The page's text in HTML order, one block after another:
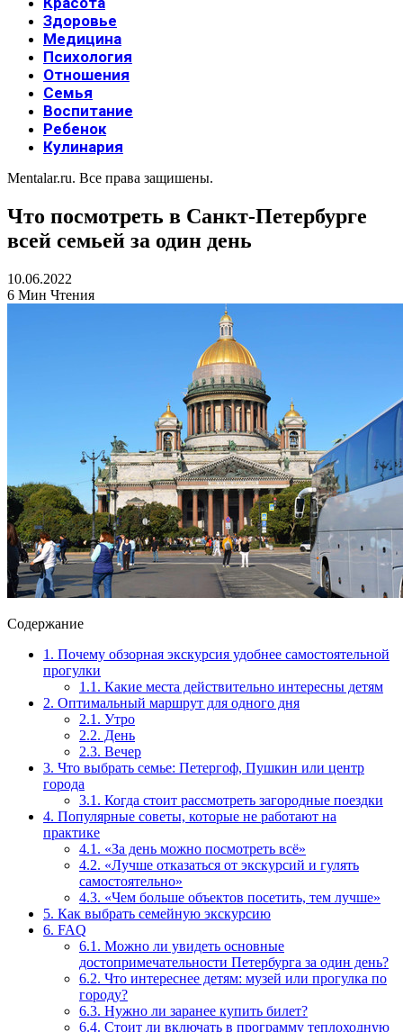
Здоровье
Медицина
Психология
Отношения
Семья
Воспитание
Ребенок
Кулинария
Mentalar.ru. Все права защишены.
Что посмотреть в Санкт-Петербурге
всей семьей за один день
10.06.2022
6 Мин Чтения
Содержание
1. Почему обзорная экскурсия удобнее самостоятельной
прогулки
1.1. Какие места действительно интересны детям
2. Оптимальный маршрут для одного дня
2.1. Утро
2.2. День
2.3. Вечер
3. Что выбрать семье: Петергоф, Пушкин или центр
города
3.1. Когда стоит рассмотреть загородные поездки
4. Популярные советы, которые не работают на
практике
4.1. «За день можно посмотреть всё»
4.2. «Лучше отказаться от экскурсий и гулять
самостоятельно»
4.3. «Чем больше объектов посетить, тем лучше»
5. Как выбрать семейную экскурсию
6. FAQ
6.1. Можно ли увидеть основные
достопримечательности Петербурга за один день?
6.2. Что интереснее детям: музей или прогулка по
городу?
6.3. Нужно ли заранее купить билет?
6.4. Стоит ли включать в программу теплоходную